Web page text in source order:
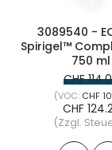
3089540 -
Spirigel™
750 ml
CHF
CHF
CHF
(Zzgl.